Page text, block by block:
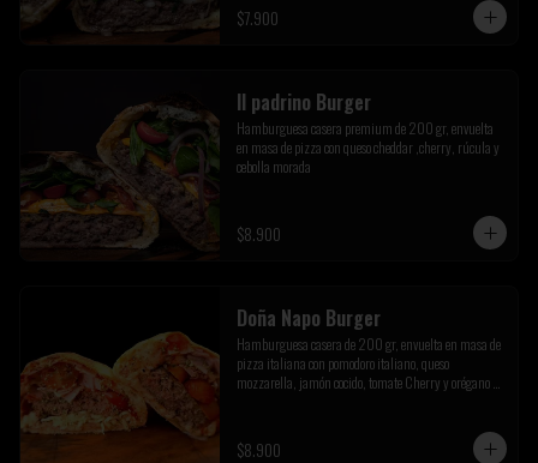
$7.900
Il padrino Burger
Hamburguesa casera premium de 200 gr, envuelta
en masa de pizza con queso cheddar ,cherry, rúcula y
cebolla morada
$8.900
Doña Napo Burger
Hamburguesa casera de 200 gr, envuelta en masa de
pizza italiana con pomodoro italiano, queso
mozzarella, jamón cocido, tomate Cherry y orégano de
$8.900